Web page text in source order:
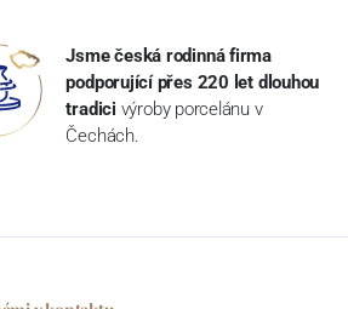
Jsme česká rodinná firma
podporující přes 220 let dlouhou
tradici výroby porcelánu v
Čechách.